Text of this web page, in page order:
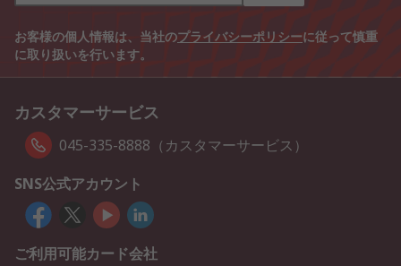
お客様の個人情報は、当社のプライバシーポリシーに従って慎重
に取り扱いを行います。
カスタマーサービス
045-335-8888（カスタマーサービス）
SNS公式アカウント
ご利用可能カード会社